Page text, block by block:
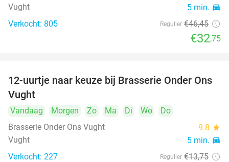
Vught 5 min. directions_car
Verkocht: 805 Regulier €46,45
€32,75
31%
12-uurtje naar keuze bij Brasserie Onder Ons
Vught
Vandaag Morgen Zo Ma Di Wo
Do
Brasserie Onder Ons Vught
9.8 star
Vught 5 min. directions_car
Verkocht: 227 Regulier €13,75